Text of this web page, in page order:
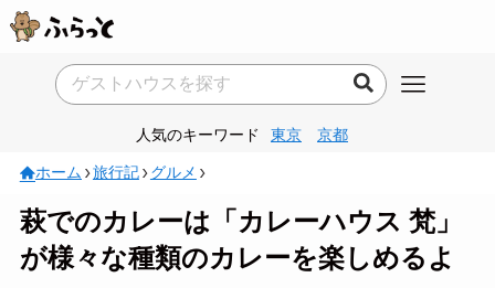
人気のキーワード 東京 京都
ホーム 旅行記 グルメ
萩でのカレーは「カレーハウス 梵」
が様々な種類のカレーを楽しめるよ